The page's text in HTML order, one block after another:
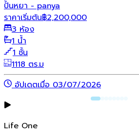
ปั้นหยา - panya
ราคาเริ่มต้น฿2,200,000
3 ห้อง
1 น้ำ
1 ชั้น
1118 ตร.ม
อัปเดตเมื่อ 03/07/2026
Life One